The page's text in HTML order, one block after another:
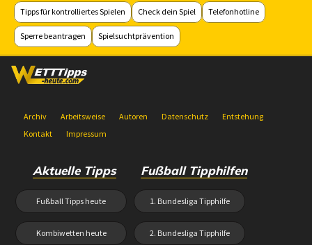
Tipps für kontrolliertes Spielen Check dein Spiel Telefonhotline
Sperre beantragen Spielsuchtprävention
Archiv Arbeitsweise Autoren Datenschutz
Entstehung
Kontakt
Impressum
Aktuelle Tipps
Fußball Tipps heute
Kombiwetten heute
Fußball Tipphilfen
1. Bundesliga Tipphilfe
2. Bundesliga Tipphilfe